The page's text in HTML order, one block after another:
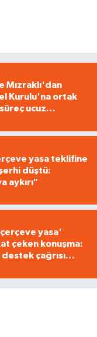
Mızraklı'dan
Kurulu'na ortak
ucuz
yasa teklifine
düştü:
aykırı"
yasa'
çeken konuşma:
destek çağrısı